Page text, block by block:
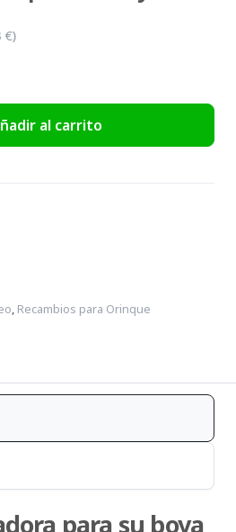
€)
al carrito
, Recambios para Orinque
para su boya